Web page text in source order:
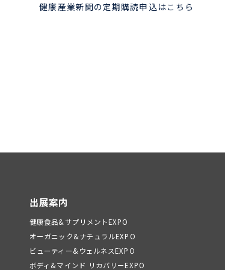
健康産業新聞の定期購読申込はこちら
出展案内
健康食品&サプリメントEXPO
オーガニック&ナチュラルEXPO
ビューティー&ウェルネスEXPO
ボディ&マインド リカバリーEXPO